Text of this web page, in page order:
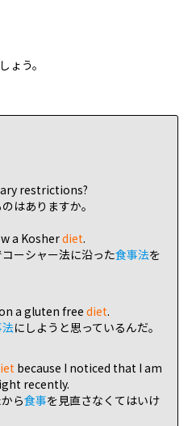
ょう。
restrictions?
はありますか。
a Kosherdiet.
ーシャー法に沿った食事法を
a gluten freediet.
にしようと思っているんだ。
because I noticed that I am
recently.
ら食事を見直さなくてはいけ